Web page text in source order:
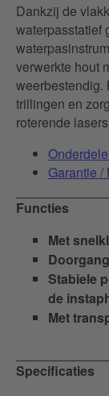
Dankzij de
waterpasstatief
verwerkte hout
weerbestendig.
trillingen en
roterende
Garantie /
Functies
Met
Stabiele
de
Met
Specificaties